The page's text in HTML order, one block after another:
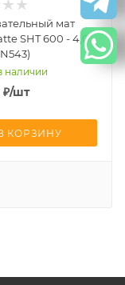
мат
SHT 600 - 4,0
наличии
₽/шт
КОРЗИНУ